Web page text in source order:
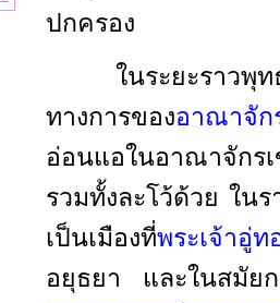
ปกครอง
ในระยะราวพุทธ
ทางการของอาณาจัก
อ่อนแอในอาณาจักร
รวมทั้งละโว้ด้วย ใน
เป็นเมืองที่พระเจ้าอู่ท
อยุธยา และในสมัยก